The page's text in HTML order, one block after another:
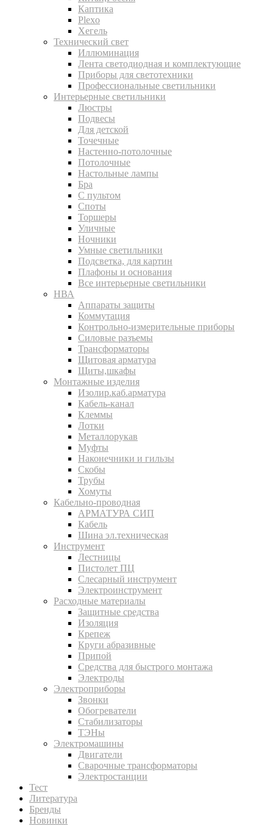
Каптика
Plexo
Хегель
Технический свет
Иллюминация
Лента светодиодная и комплектующие
Приборы для светотехники
Профессиональные светильники
Интерьерные светильники
Люстры
Подвесы
Для детской
Точечные
Настенно-потолочные
Потолочные
Настольные лампы
Бра
С пультом
Споты
Торшеры
Уличные
Ночники
Умные светильники
Подсветка, для картин
Плафоны и основания
Все интерьерные светильники
НВА
Аппараты защиты
Коммутация
Контрольно-измерительные приборы
Силовые разъемы
Трансформаторы
Щитовая арматура
Щиты,шкафы
Монтажные изделия
Изолир.каб.арматура
Кабель-канал
Клеммы
Лотки
Металлорукав
Муфты
Наконечники и гильзы
Скобы
Трубы
Хомуты
Кабельно-проводная
АРМАТУРА СИП
Кабель
Шина эл.техническая
Инструмент
Лестницы
Пистолет ПЦ
Слесарный инструмент
Электроинструмент
Расходные материалы
Защитные средства
Изоляция
Крепеж
Круги абразивные
Припой
Средства для быстрого монтажа
Электроды
Электроприборы
Звонки
Обогреватели
Стабилизаторы
ТЭНы
Электромашины
Двигатели
Сварочные трансформаторы
Электростанции
Тест
Литература
Бренды
Новинки